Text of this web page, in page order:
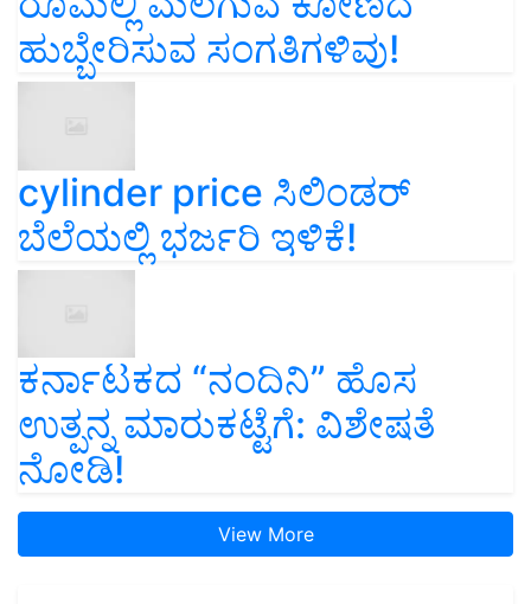
ಹುಬ್ಬೇರಿಸುವ ಸಂಗತಿಗಳಿವು!
cylinder price ಸಿಲಿಂಡರ್‌
ಬೆಲೆಯಲ್ಲಿ ಭರ್ಜರಿ ಇಳಿಕೆ!
ಕರ್ನಾಟಕದ “ನಂದಿನಿ” ಹೊಸ
ಉತ್ಪನ್ನ ಮಾರುಕಟ್ಟೆಗೆ: ವಿಶೇಷತೆ
ನೋಡಿ!
View More